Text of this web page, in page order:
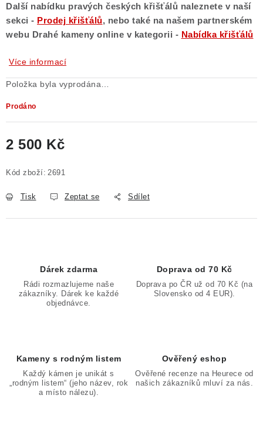
Další nabídku pravých českých křišťálů naleznete v naší
sekci - Prodej křišťálů, nebo také na našem partnerském
webu Drahé kameny online v kategorii - Nabídka křišťálů
Více informací
Položka byla vyprodána…
Prodáno
2 500 Kč
Kód zboží: 2691
Tisk Zeptat se Sdílet
Dárek zdarma
Rádi rozmazlujeme naše
zákazníky. Dárek ke každé
objednávce.
Doprava od 70 Kč
Doprava po ČR už od 70 Kč (na
Slovensko od 4 EUR).
Kameny s rodným listem
Každý kámen je unikát s
„rodným listem“ (jeho název, rok
a místo nálezu).
Ověřený eshop
Ověřené recenze na Heurece od
našich zákazníků mluví za nás.